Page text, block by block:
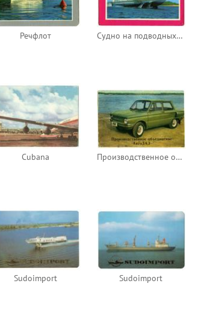
Речфлот Судно на подводных крыльях
Cubana Производственное объединение «АвтоЗАЗ». Производственный календарь на 1978 год
Sudoimport Sudoimport